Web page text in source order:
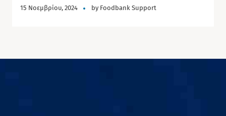
15 Νοεμβρίου, 2024 by Foodbank Support